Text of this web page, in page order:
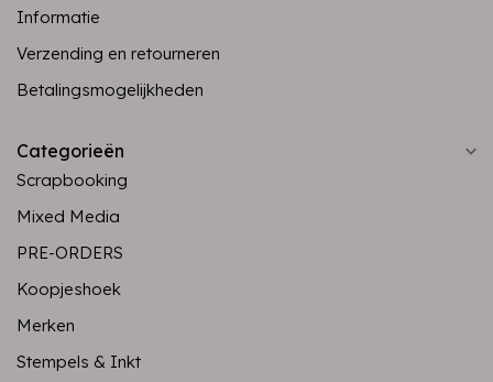
Informatie
Verzending en retourneren
Betalingsmogelijkheden
Categorieën
Scrapbooking
Mixed Media
PRE-ORDERS
Koopjeshoek
Merken
Stempels & Inkt